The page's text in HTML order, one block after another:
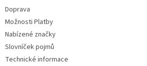
Doprava
Možnosti Platby
Nabízené značky
Slovníček pojmů
Technické informace